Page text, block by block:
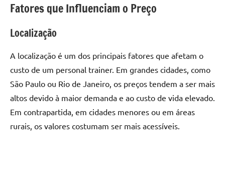
Fatores que Influenciam o Preço
Localização
A localização é um dos principais fatores que afetam o
custo de um personal trainer. Em grandes cidades, como
São Paulo ou Rio de Janeiro, os preços tendem a ser mais
altos devido à maior demanda e ao custo de vida elevado.
Em contrapartida, em cidades menores ou em áreas
rurais, os valores costumam ser mais acessíveis.